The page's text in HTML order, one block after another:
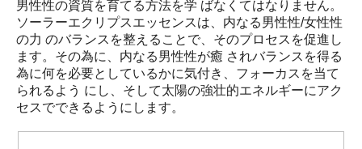
男性性の資質を育てる方法を学 ばなくてはなりません。
ソーラーエクリプスエッセンスは、内なる男性性/女性性
の力 のバランスを整えることで、そのプロセスを促進し
ます。その為に、内なる男性性が癒 されバランスを得る
為に何を必要としているかに気付き、フォーカスを当て
られるよう にし、そして太陽の強壮的エネルギーにアク
セスでできるようにします。